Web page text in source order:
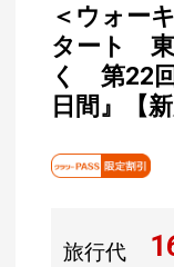
＜ウォー
タート 東
く 第22
日間』【
旅行代